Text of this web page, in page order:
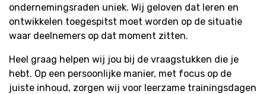
ondernemingsraden uniek. Wij geloven dat leren en
ontwikkelen toegespitst moet worden op de situatie
waar deelnemers op dat moment zitten.
Heel graag helpen wij jou bij de vraagstukken die je
hebt. Op een persoonlijke manier, met focus op de
juiste inhoud, zorgen wij voor leerzame trainingsdagen